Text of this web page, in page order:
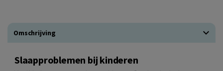
Omschrijving
Slaapproblemen bij kinderen